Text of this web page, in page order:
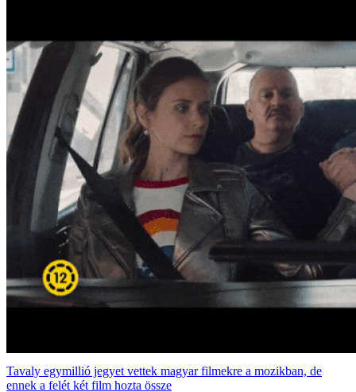
Tavaly egymillió jegyet vettek magyar filmekre a mozikban, de
ennek a felét két film hozta össze